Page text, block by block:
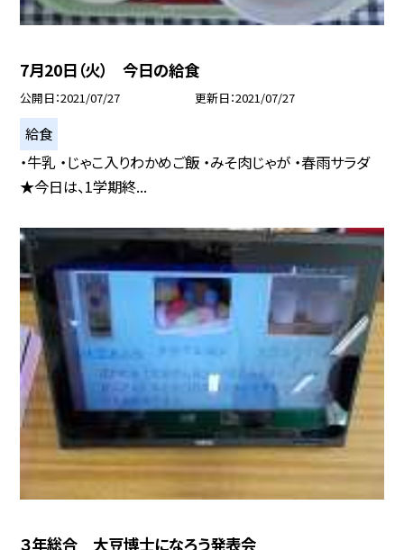
7月20日（火） 今日の給食
公開日 2021/07/27 更新日 2021/07/27
給食
・牛乳 ・じゃこ入りわかめご飯 ・みそ肉じゃが ・春雨サラダ
★今日は、1学期終...
３年総合 大豆博士になろう発表会